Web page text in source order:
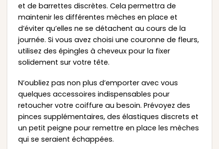
et de barrettes discrètes. Cela permettra de
maintenir les différentes mèches en place et
d’éviter qu’elles ne se détachent au cours de la
journée. Si vous avez choisi une couronne de fleurs,
utilisez des épingles à cheveux pour la fixer
solidement sur votre tête.
N’oubliez pas non plus d’emporter avec vous
quelques accessoires indispensables pour
retoucher votre coiffure au besoin. Prévoyez des
pinces supplémentaires, des élastiques discrets et
un petit peigne pour remettre en place les mèches
qui se seraient échappées.